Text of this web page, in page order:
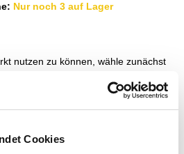
Cookies
Nur noch 3 auf Lager
nutzen zu können, wähle zunächst